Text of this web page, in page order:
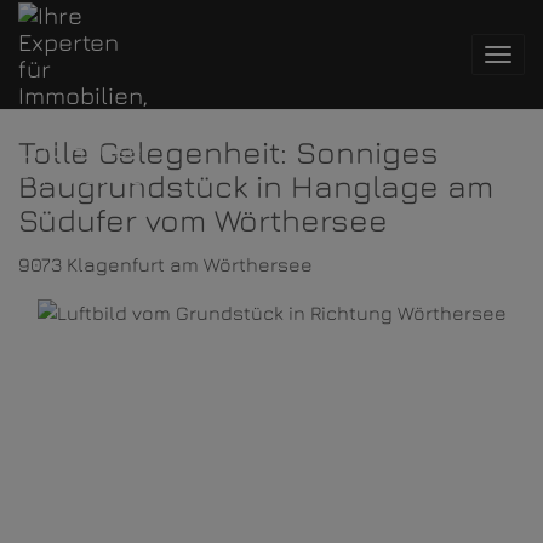
Tolle Gelegenheit: Sonniges
Baugrundstück in Hanglage am
Südufer vom Wörthersee
9073 Klagenfurt am Wörthersee